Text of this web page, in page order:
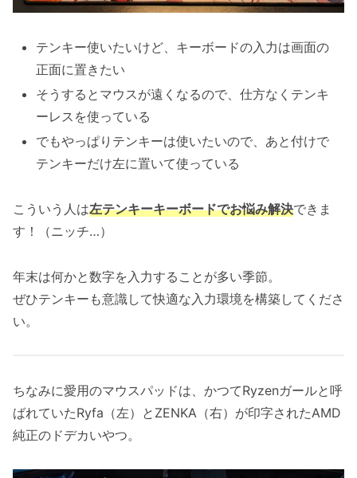
テンキー使いたいけど、キーボードの入力は画面の
正面に置きたい
そうするとマウスが遠くなるので、仕方なくテンキ
ーレスを使っている
でもやっぱりテンキーは使いたいので、あと付けで
テンキーだけ左に置いて使っている
こういう人は左テンキーキーボードでお悩み解決できま
す！（ニッチ…）
年末は何かと数字を入力することが多い季節。
ぜひテンキーも意識して快適な入力環境を構築してくださ
い。
ちなみに愛用のマウスパッドは、かつてRyzenガールと呼
ばれていたRyfa（左）とZENKA（右）が印字されたAMD
純正のドデカいやつ。